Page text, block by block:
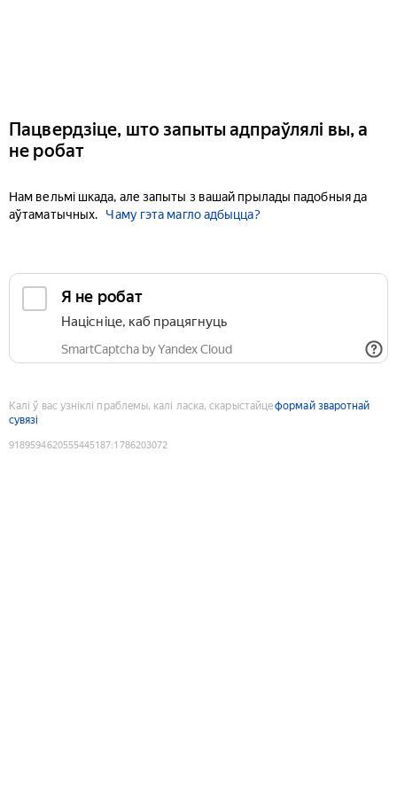
Пацвердзіце, што запыты адпраўлялі вы, а
не робат
Нам вельмі шкада, але запыты з вашай прылады падобныя да
аўтаматычных.
Чаму гэта магло адбыцца?
Я не робат
Націсніце, каб працягнуць
SmartCaptcha by Yandex Cloud
Калі ў вас узніклі праблемы, калі ласка, скарыстайцеформай зваротнай
сувязі
9189594620555445187:1786203072